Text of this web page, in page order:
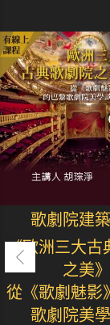
歌劇院建
《歐洲三大古
之美》
從《歌劇魅影
歌劇院美